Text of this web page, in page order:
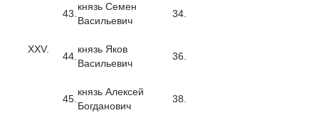
43.
князь Семен
Васильевич
34.
XXV.
44.
князь Яков
Васильевич
36.
45.
князь Алексей
Богданович
38.